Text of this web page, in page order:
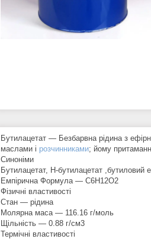
Бутилацетат ― Безбарвна рідина з
маслами і розчинниками; йому
Синоніми
Бутилацетат, Н-бутилацетат ,бутиловий
Емпірична Формула ― C6H12O2
Фізичні властивості
Стан ― рідина
Молярна маса ― 116.16 г/моль
Щільність ― 0.88 г/см3
Термічні властивості